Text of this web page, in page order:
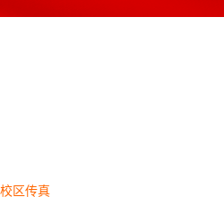
校区传真